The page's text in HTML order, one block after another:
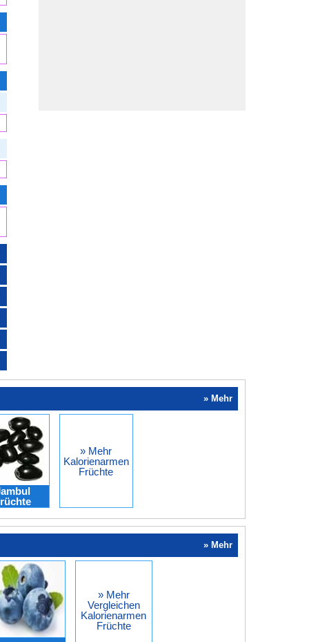
» Mehr
» Mehr
Kalorienarmen
Früchte
» Mehr
» Mehr
Vergleichen
Kalorienarmen
Früchte